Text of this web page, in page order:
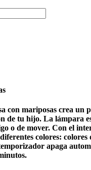
con mariposas crea un
de tu hijo. La lámpara
o de mover. Con el
colores:
apaga